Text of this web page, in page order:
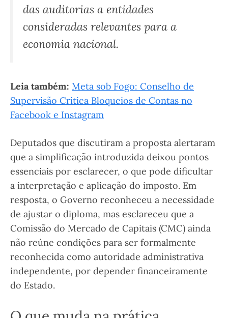
das auditorias a entidades
consideradas relevantes para a
economia nacional.
Leia também: Meta sob Fogo: Conselho de
Supervisão Critica Bloqueios de Contas no
Facebook e Instagram
Deputados que discutiram a proposta alertaram
que a simplificação introduzida deixou pontos
essenciais por esclarecer, o que pode dificultar
a interpretação e aplicação do imposto. Em
resposta, o Governo reconheceu a necessidade
de ajustar o diploma, mas esclareceu que a
Comissão do Mercado de Capitais (CMC) ainda
não reúne condições para ser formalmente
reconhecida como autoridade administrativa
independente, por depender financeiramente
do Estado.